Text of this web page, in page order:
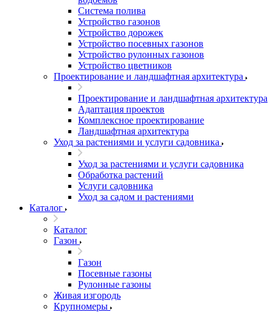
Система полива
Устройство газонов
Устройство дорожек
Устройство посевных газонов
Устройство рулонных газонов
Устройство цветников
Проектирование и ландшафтная архитектура
Проектирование и ландшафтная архитектура
Адаптация проектов
Комплексное проектирование
Ландшафтная архитектура
Уход за растениями и услуги садовника
Уход за растениями и услуги садовника
Обработка растений
Услуги садовника
Уход за садом и растениями
Каталог
Каталог
Газон
Газон
Посевные газоны
Рулонные газоны
Живая изгородь
Крупномеры